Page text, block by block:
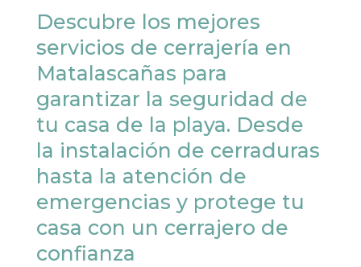
Descubre los mejores
servicios de cerrajería en
Matalascañas para
garantizar la seguridad de
tu casa de la playa. Desde
la instalación de cerraduras
hasta la atención de
emergencias y protege tu
casa con un cerrajero de
confianza